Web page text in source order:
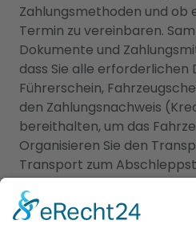
Zahlungsmethoden und ob
Termin zu vereinbaren.
Dokumente und
dass Sie alle erforderlichen
Führerschein,
den Zahlungsnachweis
bereithalten, um das
Organisieren Sie den
Transport zum
öffentlichen
durch eine Begleitperson.
Abschleppkosten: Zahlen